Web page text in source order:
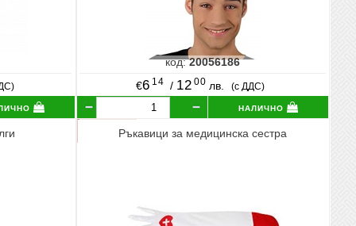
код:20056186
€6 14 / 12 00 лв. (с ДДС)
налично
Ръкавици за медицинска сестра